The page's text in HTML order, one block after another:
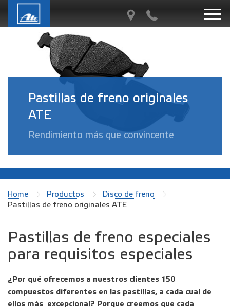
Pastillas de freno originales
ATE
Rendimiento más que convincente
Home Productos
Disco de freno
Pastillas de freno originales ATE
Pastillas de freno especiales
para requisitos especiales
¿Por qué ofrecemos a nuestros clientes 150
compuestos diferentes en las pastillas, a cada cual de
ellos más excepcional? Porque creemos que cada